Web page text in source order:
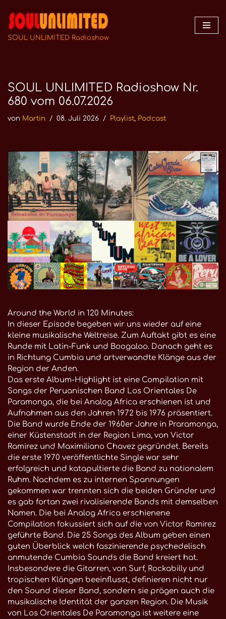
Zum
Inhalt
SOUL UNLIMITED Radioshow
SOUL UNLIMITED Radioshow Nr.
680 vom 06.07.2026
von Martin 08. Juli 2026 Playlist, Podcast
Around the World in 120 Minutes:
In dieser Episode begeben wir uns wieder auf eine
kleine musikalische Weltreise. Zum Auftakt gibt es eine
Runde mit Latin-Funk und Boogaloo. Danach geht es
in Richtung Cumbia und artverwandte Klänge aus der
Region der Anden.
Das erste Album-Highlight ist eine Compilation mit
Songs der Peruanischen Band Los Orientales De
Paramonga, die bei Analog Africa erschienen ist und
Aufnahmen aus den Jahren 1972 bis 1976 präsentiert.
Die Band wurde Ende der 1960er Jahre in Praramonga,
einer Küstenstadt in der Region Lima, von Victor
Ramirez und Maximiliano Chavez gegründet. Bereits
die erste 1970 veröffentlichte Single war sehr
erfolgreich und katapultierte die Band zu nationalem
Ruhm. Nachdem es zu internen Spannungen
gekommen war trennten sich die beiden Gründer und
es gab fortan zwei rivalisierende Bands mit demselben
Namen. Die bei Analog Africa erschienene
Compilation fokussiert sich auf die von Victor Ramirez
geführte Band. Die 25 Songs des Album geben einen
guten Überblick welch faszinierende psychedelisch
anmutende Cumbia Sounds die Band kreiert hat.
Insbesondere die Gitarren, von Surf, Rockabilly und
tropischen Klängen beeinflusst, definieren nicht nur
den Sound dieser Band, sondern sie prägen auch die
musikalische Identität der ganzen Region. Die Musik
von Los Orientales De Paramonga ist weitere eine